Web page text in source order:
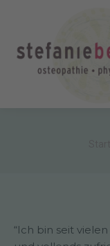
“Ich bin seit